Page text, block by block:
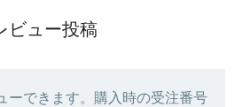
ビュー投稿
ーできます。購入時の受注番号